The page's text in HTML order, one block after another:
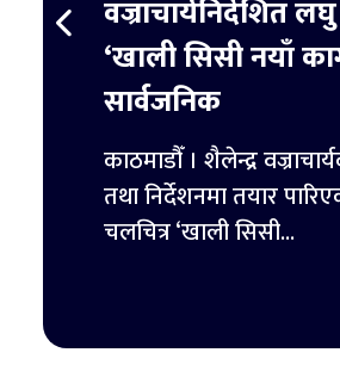
वज्राचार्यनिर्देशित
‘खाली सिसी नयाँ
सार्वजनिक
काठमाडौँ । शैलेन्द्र
तथा निर्देशनमा तयार
चलचित्र ‘खाली सिसी...